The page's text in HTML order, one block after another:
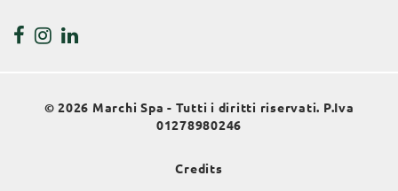
© 2026 Marchi Spa - Tutti i diritti riservati. P.Iva
01278980246
Credits